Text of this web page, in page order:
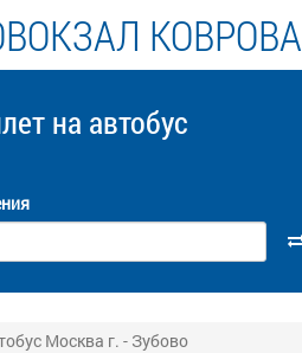
КОВРОВА
на автобус
Москва г. - Зубово